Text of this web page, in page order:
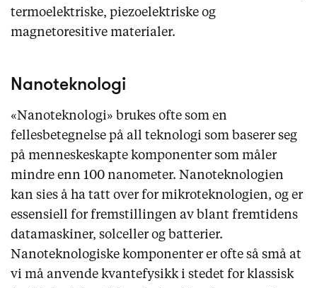
termoelektriske, piezoelektriske og
magnetoresitive materialer.
Nanoteknologi
«Nanoteknologi» brukes ofte som en
fellesbetegnelse på all teknologi som baserer seg
på menneskeskapte komponenter som måler
mindre enn 100 nanometer. Nanoteknologien
kan sies å ha tatt over for mikroteknologien, og er
essensiell for fremstillingen av blant fremtidens
datamaskiner, solceller og batterier.
Nanoteknologiske komponenter er ofte så små at
vi må anvende kvantefysikk i stedet for klassisk